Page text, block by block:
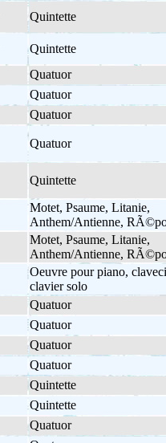
Quintette
Quintette
Quatuor
Quatuor
Quatuor
Quatuor
Quintette
Motet, Psaume, Litanie,
Anthem/Antienne,
Motet, Psaume, Litanie,
Anthem/Antienne,
Oeuvre pour piano,
clavier solo
Quatuor
Quatuor
Quatuor
Quatuor
Quintette
Quintette
Quatuor